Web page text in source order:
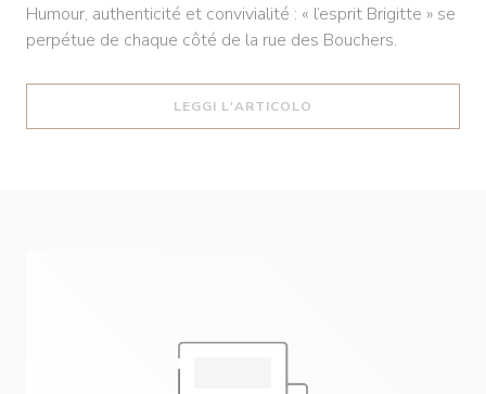
Humour, authenticité et convivialité : « l’esprit Brigitte » se
perpétue de chaque côté de la rue des Bouchers.
LEGGI L'ARTICOLO